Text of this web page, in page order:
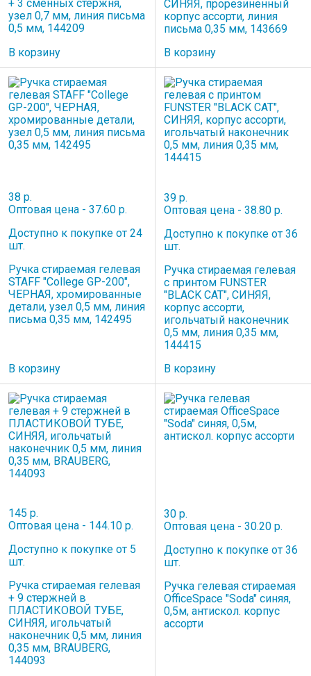
+ 3 сменных стержня,
узел 0,7 мм, линия письма
0,5 мм, 144209
В корзину
СИНЯЯ, прорезиненный
корпус ассорти, линия
письма 0,35 мм, 143669
В корзину
38 р.
Оптовая цена - 37.60 р.
Доступно к покупке от 24
шт.
Ручка стираемая гелевая
STAFF "College GP-200",
ЧЕРНАЯ, хромированные
детали, узел 0,5 мм, линия
письма 0,35 мм, 142495
В корзину
39 р.
Оптовая цена - 38.80 р.
Доступно к покупке от 36
шт.
Ручка стираемая гелевая
с принтом FUNSTER
"BLACK CAT", СИНЯЯ,
корпус ассорти,
игольчатый наконечник
0,5 мм, линия 0,35 мм,
144415
В корзину
145 р.
Оптовая цена - 144.10 р.
Доступно к покупке от 5
шт.
Ручка стираемая гелевая
+ 9 стержней в
ПЛАСТИКОВОЙ ТУБЕ,
СИНЯЯ, игольчатый
наконечник 0,5 мм, линия
0,35 мм, BRAUBERG,
144093
30 р.
Оптовая цена - 30.20 р.
Доступно к покупке от 36
шт.
Ручка гелевая стираемая
OfficeSpace "Soda" синяя,
0,5м, антискол. корпус
ассорти